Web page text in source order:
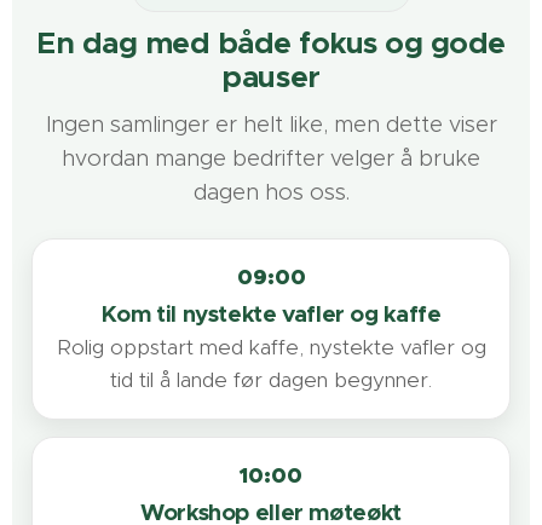
Slik kan dagen se ut hos
oss
En rolig, personlig og fleksibel samling med tid til
både faglig innhold, pauser og sosialt fellesskap.
Se eksempelprogram
En dag med både fokus og gode
pauser
Ingen samlinger er helt like, men dette viser
hvordan mange bedrifter velger å bruke
dagen hos oss.
09:00
Kom til nystekte vafler og kaffe
Rolig oppstart med kaffe, nystekte vafler og
tid til å lande før dagen begynner.
10:00
Workshop eller møteøkt